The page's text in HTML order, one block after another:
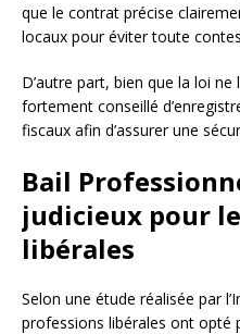
que le contrat précise
locaux pour éviter toute
D’autre part, bien que la loi
fortement conseillé
fiscaux afin d’assurer une
Bail
judicieux pour
libérales
Selon une étude réalisée par
professions libérales ont opté